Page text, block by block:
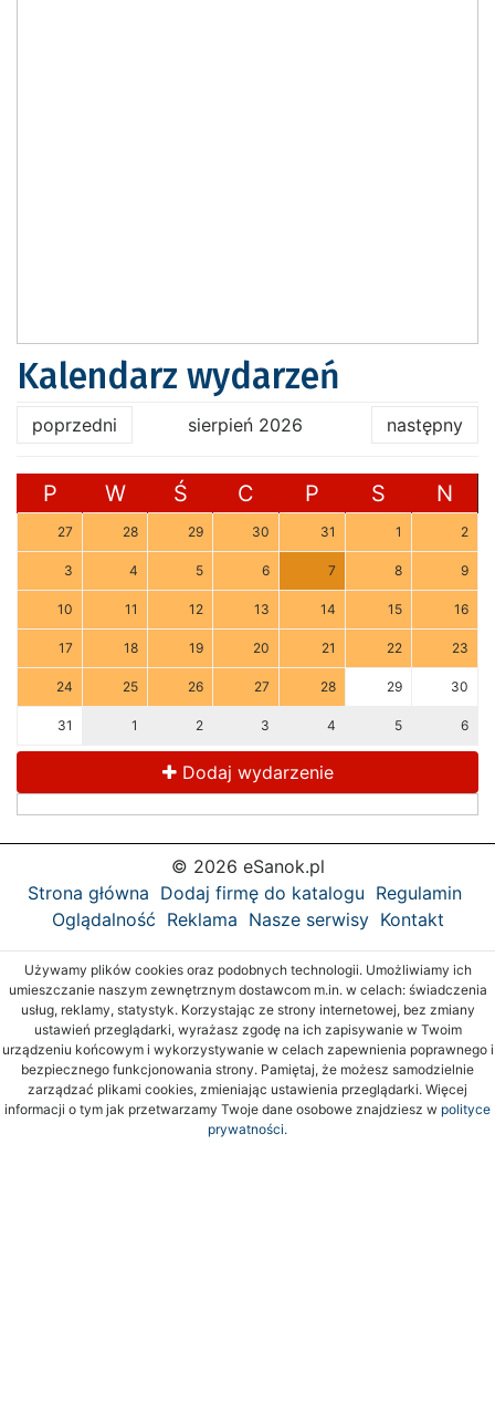
Kalendarz wydarzeń
poprzedni sierpień 2026 następny
P W Ś C P S N
27 28 29 30 31 1 2
3 4 5 6 7 8 9
10 11 12 13 14 15 16
17 18 19 20 21 22 23
24 25 26 27 28 29 30
31 1 2 3 4 5 6
Dodaj wydarzenie
© 2026 eSanok.pl
Strona główna Dodaj firmę do katalogu Regulamin
Oglądalność Reklama Nasze serwisy Kontakt
Używamy plików cookies oraz podobnych technologii. Umożliwiamy ich
umieszczanie naszym zewnętrznym dostawcom m.in. w celach: świadczenia
usług, reklamy, statystyk. Korzystając ze strony internetowej, bez zmiany
ustawień przeglądarki, wyrażasz zgodę na ich zapisywanie w Twoim
urządzeniu końcowym i wykorzystywanie w celach zapewnienia poprawnego i
bezpiecznego funkcjonowania strony. Pamiętaj, że możesz samodzielnie
zarządzać plikami cookies, zmieniając ustawienia przeglądarki. Więcej
informacji o tym jak przetwarzamy Twoje dane osobowe znajdziesz w polityce
prywatności.